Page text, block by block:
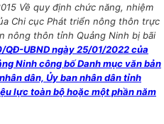
Về quy định chức năng, nhiệm
Chi cục Phát triển nông thôn trực
nông thôn tỉnh Quảng Ninh bị bãi
QĐ-UBND ngày 25/01/2022 của
Ninh công bố Danh mục văn bản
dân, Ủy ban nhân dân tỉnh
lực toàn bộ hoặc một phần năm